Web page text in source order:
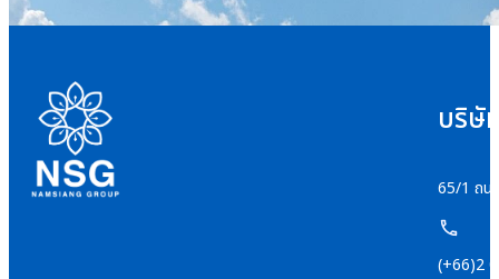
บริษั
65/1 ถน
(+66)2